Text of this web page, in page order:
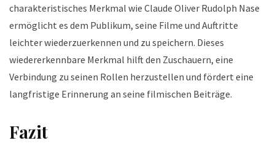
charakteristisches Merkmal wie Claude Oliver Rudolph Nase
ermöglicht es dem Publikum, seine Filme und Auftritte
leichter wiederzuerkennen und zu speichern. Dieses
wiedererkennbare Merkmal hilft den Zuschauern, eine
Verbindung zu seinen Rollen herzustellen und fördert eine
langfristige Erinnerung an seine filmischen Beiträge.
Fazit